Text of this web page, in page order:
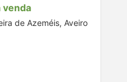
venda
de Azeméis, Aveiro